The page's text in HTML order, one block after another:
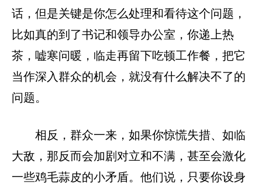
话，但是关键是你怎么处理和看待这个问题，
比如真的到了书记和领导办公室，你递上热
茶，嘘寒问暖，临走再留下吃顿工作餐，把它
当作深入群众的机会，就没有什么解决不了的
问题。
相反，群众一来，如果你惊慌失措、如临
大敌，那反而会加剧对立和不满，甚至会激化
一些鸡毛蒜皮的小矛盾。他们说，只要你设身